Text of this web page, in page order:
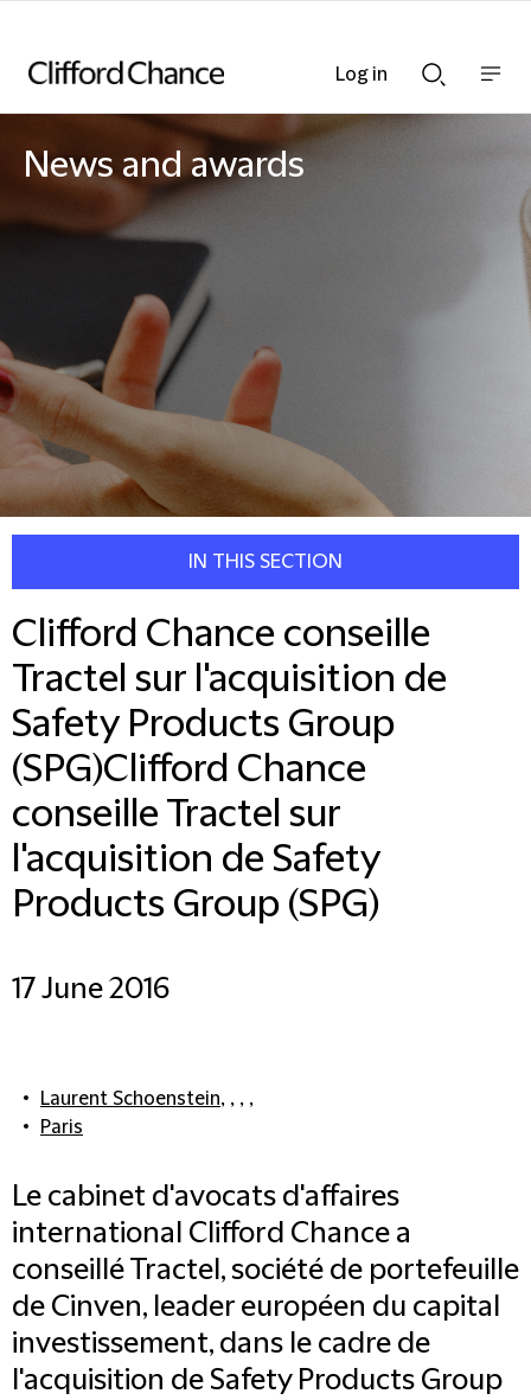
Searchnav
News and awards
IN THIS SECTION
Clifford Chance conseille
Tractel sur l'acquisition de
Safety Products Group
(SPG)Clifford Chance
conseille Tractel sur
l'acquisition de Safety
Products Group (SPG)
17 June 2016
Laurent Schoenstein, , , ,
Paris
Le cabinet d'avocats d'affaires
international Clifford Chance a
conseillé Tractel, société de portefeuille
de Cinven, leader européen du capital
investissement, dans le cadre de
l'acquisition de Safety Products Group
Log in